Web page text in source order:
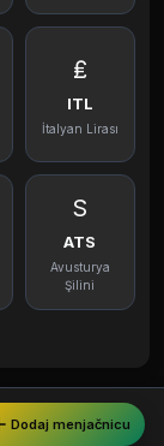
₤
ITL
İtalyan Lirası
S
ATS
Avusturya
Şilini
Dodaj menjačnicu